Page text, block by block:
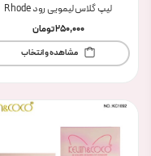
لیپ گلاس لیمویی رود Rhode
250,000تومان
مشاهده و انتخاب